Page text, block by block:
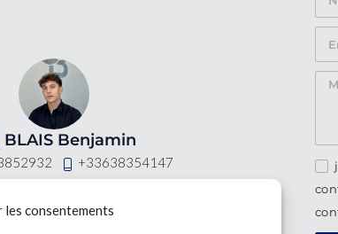
les consentements
BLAIS Benjamin
+33638354147